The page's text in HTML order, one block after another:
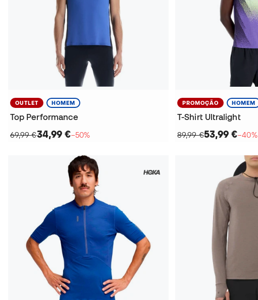
OUTLET HOMEM
Top Performance
69,99 €34,99 €−50%
PROMOÇÃO HOMEM
T-Shirt Ultralight
89,99 €53,99 €−40%